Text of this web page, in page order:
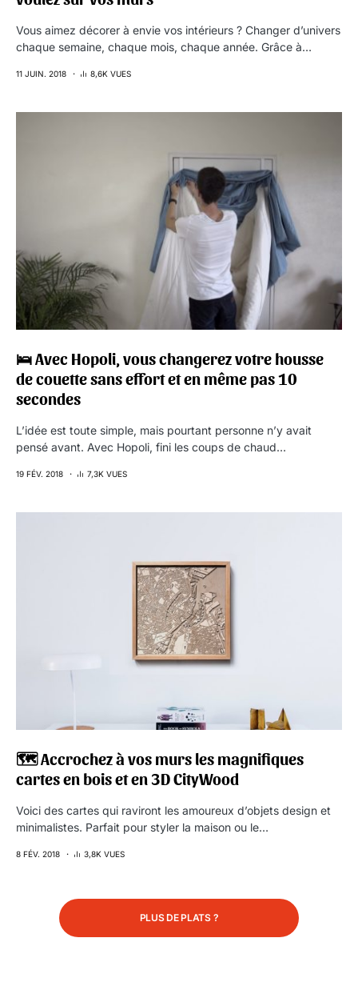
Vous aimez décorer à envie vos intérieurs ? Changer d’univers
chaque semaine, chaque mois, chaque année. Grâce à…
11 JUIN. 2018 8,6K VUES
🛌 Avec Hopoli, vous changerez votre housse
de couette sans effort et en même pas 10
secondes
L’idée est toute simple, mais pourtant personne n’y avait
pensé avant. Avec Hopoli, fini les coups de chaud…
19 FÉV. 2018 7,3K VUES
🗺 Accrochez à vos murs les magnifiques
cartes en bois et en 3D CityWood
Voici des cartes qui raviront les amoureux d’objets design et
minimalistes. Parfait pour styler la maison ou le…
8 FÉV. 2018 3,8K VUES
PLUS DE PLATS ?